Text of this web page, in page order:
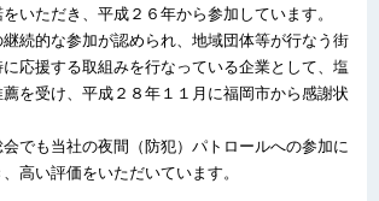
いただき、平成２６年から参加しています。
続的な参加が認められ、地域団体等が行なう街
応援する取組みを行なっている企業として、 塩
を受け、平成２８年１１月に福岡市から感謝状
でも当社の夜間（防犯）パトロールへの参加に
高い評価をいただいています。